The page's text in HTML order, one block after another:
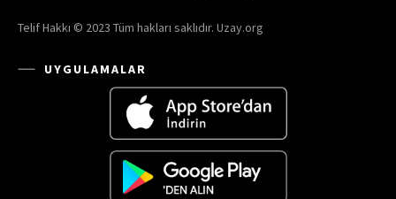
Telif Hakkı © 2023 Tüm hakları saklıdır. Uzay.org
UYGULAMALAR